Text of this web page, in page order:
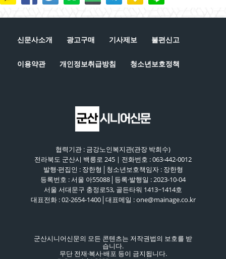
신문사소개 광고구매 기사제보 불편신고
이용약관 개인정보취급방침 청소년보호정책
협력기관 : 금강노인복지관(관장 박희수)
전라북도 군산시 백릉로 245 | 전화번호 : 063-442-0012
발행·편집인 : 장한형│청소년보호책임자 : 장한형
등록번호 : 서울 아55088│등록·발행일 : 2023-10-04
서울 서대문구 충정로53, 골든타워 1413~1414호
대표전화 : 02-2654-1400│대표메일 : one@mainage.co.kr
군산시니어신문의 모든 콘텐츠는 저작권법의 보호를 받
습니다.
무단 전재·복사·배포 등이 금지됩니다.